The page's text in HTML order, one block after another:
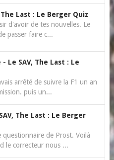
The Last : Le Berger Quiz
d'avoir de tes nouvelles. Le
passer faire c...
- Le SAV, The Last : Le
arrêté de suivre la F1 un an
puis un...
The Last : Le Berger
de Prost. Voilà
le correcteur nous ...